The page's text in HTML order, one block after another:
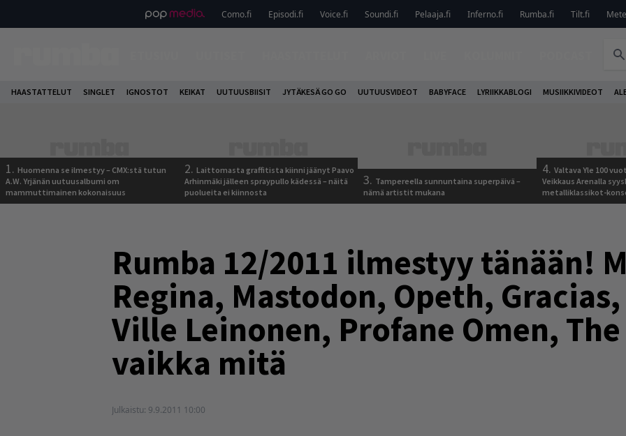
Como.fi Episodi.fi Voice.fi Soundi.fi Pelaaja.fi Inferno.fi Rumba.fi Tilt.fi
HAASTATTELUT SINGLET IGNOSTOT KEIKAT UUTUUSBIISIT JYTÄKESÄ GO GO UUTUUSVIDEOT BABYFACE LYRIIKKABLOGI MUSIIKKIVIDEOT
1. Huomenna se ilmestyy – CMX:stä tutun
A.W. Yrjänän uutuusalbumi om
mammuttimainen kokonaisuus
2. Laittomasta graffitista kiinni jäänyt Paavo
Arhinmäki jälleen spraypullo kädessä – näitä
puolueita ei kiinnosta
3. Tampereella sunnuntaina superpäivä –
nämä artistit mukana
4. Valtava Yle 100
Veikkaus Arenalla
metalliklassikot-
Rumba 12/2011 ilmestyy tänään!
Regina, Mastodon, Opeth,
Ville Leinonen, Profane Omen,
vaikka mitä
Julkaistu: 9.9.2011 10:00